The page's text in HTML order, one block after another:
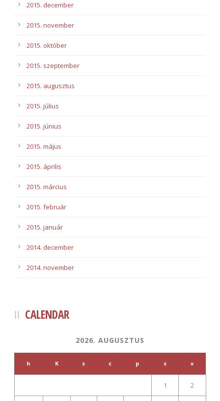
2015. december
2015. november
2015. október
2015. szeptember
2015. augusztus
2015. július
2015. június
2015. május
2015. április
2015. március
2015. február
2015. január
2014. december
2014. november
CALENDAR
2026. AUGUSZTUS
h K s c p s v
1 2